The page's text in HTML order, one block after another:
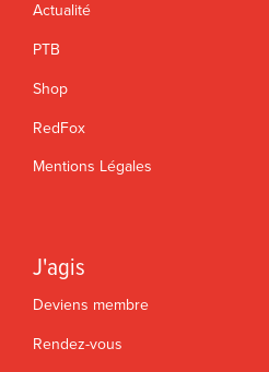
Actualité
PTB
Shop
RedFox
Mentions Légales
J'agis
Deviens membre
Rendez-vous